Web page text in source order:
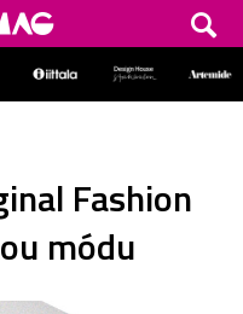
Fashion
módu